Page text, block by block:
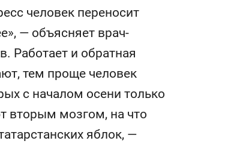
человек переносит
— объясняет врач-
Работает и обратная
тем проще человек
с началом осени только
вторым мозгом, на что
яблок, —